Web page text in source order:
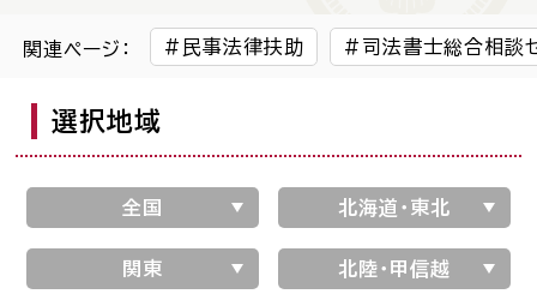
広報物・制作物
こんなときは司法書士
司法書士に相談したい人へ
司法書士を目指す人へ
関連ページ： 民事法律扶助 司法書士総合相談
選択地域
全国 北海道・東北
関東 北陸・甲信越